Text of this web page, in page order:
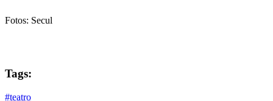
Fotos: Secul
Tags:
#teatro